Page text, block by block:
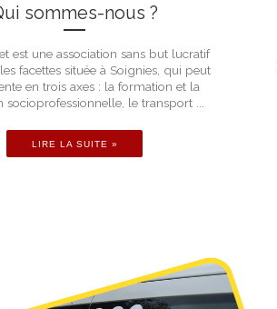
sommes-nous ?
est une association sans but lucratif
facettes située à Soignies, qui peut
en trois axes : la formation et la
socioprofessionnelle, le transport ...
LIRE LA SUITE »